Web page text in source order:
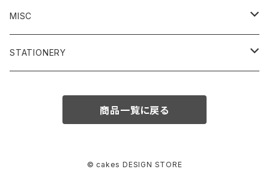
T-Shirt
Tenugui hand towel
MISC
Key Chain
STATIONERY
商品一覧に戻る
© cakes DESIGN STORE